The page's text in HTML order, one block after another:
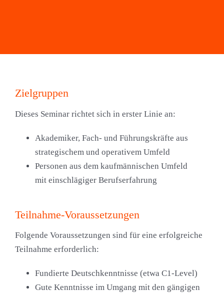
Zielgruppen
Dieses Seminar richtet sich in erster Linie an:
Akademiker, Fach- und Führungskräfte aus
strategischem und operativem Umfeld
Personen aus dem kaufmännischen Umfeld
mit einschlägiger Berufserfahrung
Teilnahme-Voraussetzungen
Folgende Voraussetzungen sind für eine erfolgreiche
Teilnahme erforderlich:
Fundierte Deutschkenntnisse (etwa C1-Level)
Gute Kenntnisse im Umgang mit den gängigen